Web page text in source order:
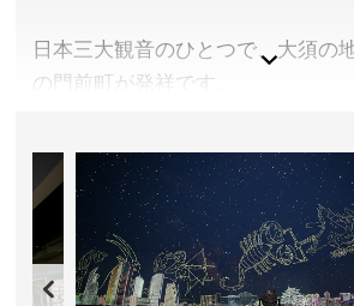
日本三大観音のひとつで、大須の
の門前町が発祥です。
拝観料／無料
拝観時間／6:00〜19:00
定休日／なし
アクセス／地下鉄鶴舞線 大須観音駅
ぐ。名古屋駅よりバス(名鉄神宮前行